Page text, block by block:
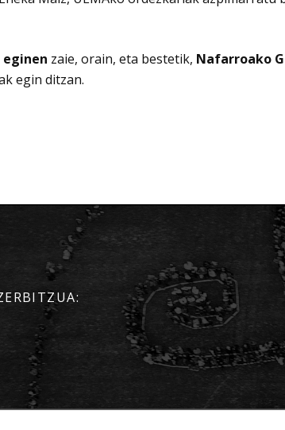
zaie, orain, eta bestetik, Nafarroako
egin ditzan.